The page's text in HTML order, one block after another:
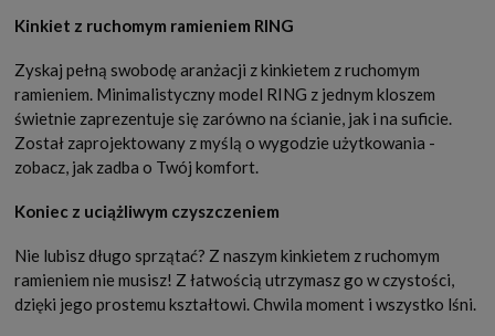
Kinkiet z ruchomym ramieniem RING
Zyskaj pełną swobodę aranżacji z kinkietem z ruchomym
ramieniem. Minimalistyczny model RING z jednym kloszem
świetnie zaprezentuje się zarówno na ścianie, jak i na suficie.
Został zaprojektowany z myślą o wygodzie użytkowania -
zobacz, jak zadba o Twój komfort.
Koniec z uciążliwym czyszczeniem
Nie lubisz długo sprzątać? Z naszym kinkietem z ruchomym
ramieniem nie musisz! Z łatwością utrzymasz go w czystości,
dzięki jego prostemu kształtowi. Chwila moment i wszystko lśni.